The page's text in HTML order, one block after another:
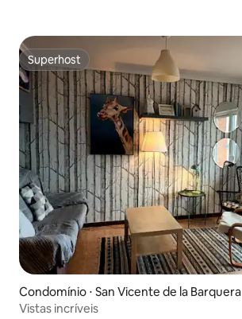
Superhost
Superhost
Condomínio ⋅ San Vicente de la Barquera
Vistas incríveis